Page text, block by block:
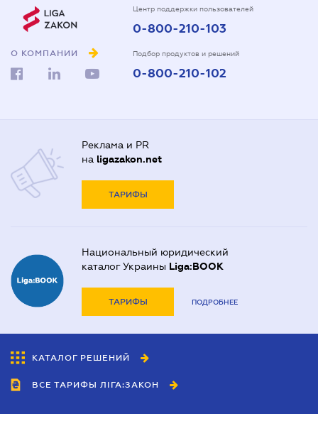
О КОМПАНИИ
Центр поддержки пользователей
0-800-210-103
Подбор продуктов и решений
0-800-210-102
Реклама и PR
на ligazakon.net
ТАРИФЫ
Национальный юридический
каталог Украины Liga:BOOK
ТАРИФЫ ПОДРОБНЕЕ
КАТАЛОГ РЕШЕНИЙ
ВСЕ ТАРИФЫ ЛІГА:ЗАКОН